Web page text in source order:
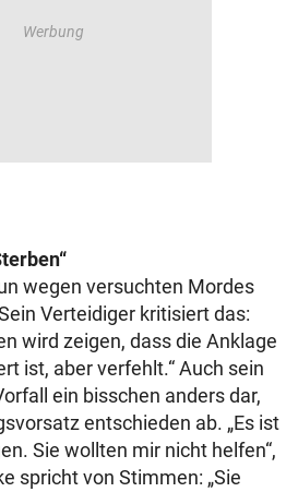
wegen versuchten Mordes
Verteidiger kritisiert das:
wird zeigen, dass die Anklage
ist, aber verfehlt.“ Auch sein
ein bisschen anders dar,
entschieden ab. „Es ist
Sie wollten mir nicht helfen“,
spricht von Stimmen: „Sie